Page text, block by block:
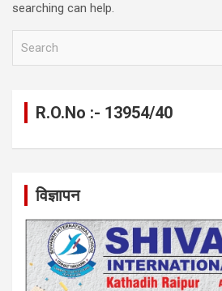
searching can help.
R.O.No :- 13954/40
विज्ञापन